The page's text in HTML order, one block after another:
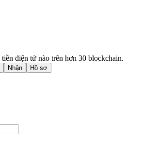
điện tử nào trên hơn 30 blockchain.
Nhận Hồ sơ